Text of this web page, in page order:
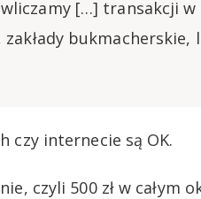
[…] transakcji
bukmacherskie,
czy internecie są OK.
czyli 500 zł w całym